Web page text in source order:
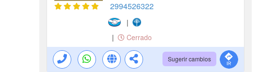
2994526322
|
|
Cerrado
Sugerir cambios